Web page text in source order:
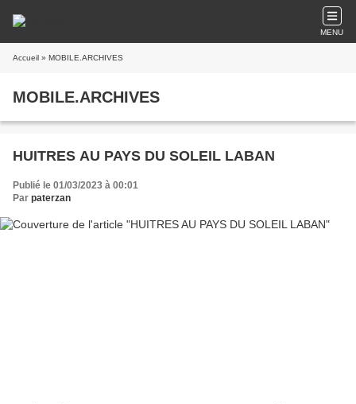
MENU
Accueil » MOBILE.ARCHIVES
MOBILE.ARCHIVES
HUITRES AU PAYS DU SOLEIL LABAN
Publié le 01/03/2023 à 00:01
Par paterzan